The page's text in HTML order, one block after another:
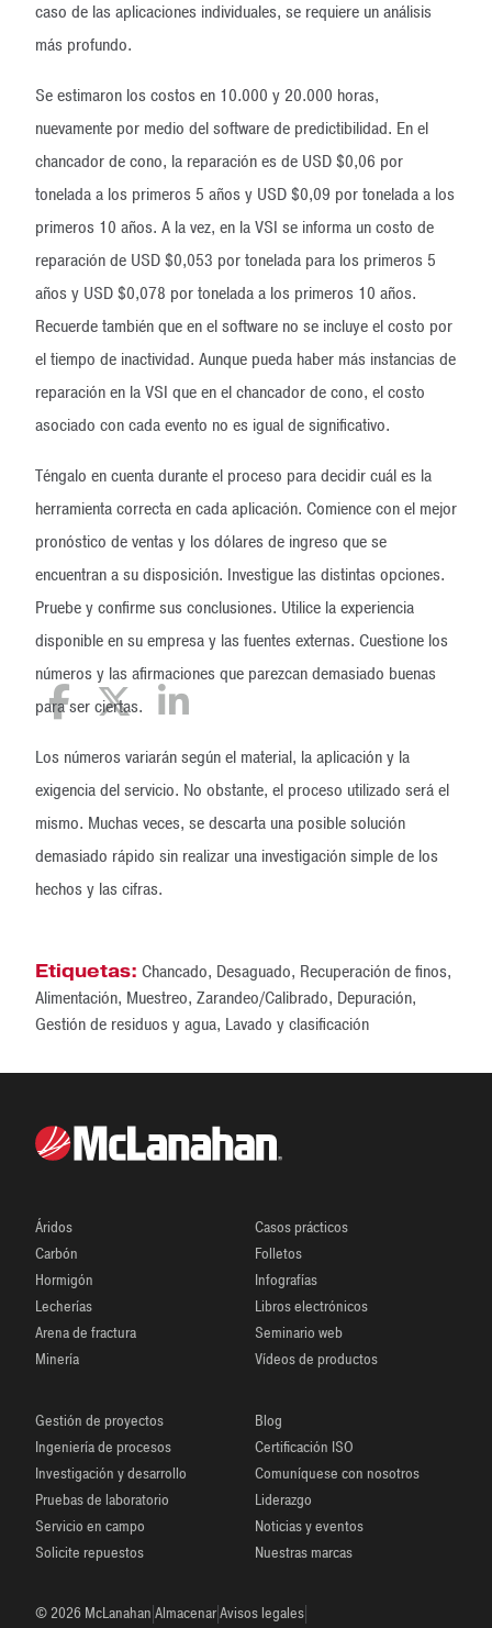
caso de las aplicaciones individuales, se requiere un análisis
más profundo.
Se estimaron los costos en 10.000 y 20.000 horas,
nuevamente por medio del software de predictibilidad. En el
chancador de cono, la reparación es de USD $0,06 por
tonelada a los primeros 5 años y USD $0,09 por tonelada a los
primeros 10 años. A la vez, en la VSI se informa un costo de
reparación de USD $0,053 por tonelada para los primeros 5
años y USD $0,078 por tonelada a los primeros 10 años.
Recuerde también que en el software no se incluye el costo por
el tiempo de inactividad. Aunque pueda haber más instancias de
reparación en la VSI que en el chancador de cono, el costo
asociado con cada evento no es igual de significativo.
Téngalo en cuenta durante el proceso para decidir cuál es la
herramienta correcta en cada aplicación. Comience con el mejor
pronóstico de ventas y los dólares de ingreso que se
encuentran a su disposición. Investigue las distintas opciones.
Pruebe y confirme sus conclusiones. Utilice la experiencia
disponible en su empresa y las fuentes externas. Cuestione los
números y las afirmaciones que parezcan demasiado buenas
para ser ciertas.
Los números variarán según el material, la aplicación y la
exigencia del servicio. No obstante, el proceso utilizado será el
mismo. Muchas veces, se descarta una posible solución
demasiado rápido sin realizar una investigación simple de los
hechos y las cifras.
Etiquetas: Chancado, Desaguado, Recuperación de finos,
Alimentación, Muestreo, Zarandeo/Calibrado, Depuración,
Gestión de residuos y agua, Lavado y clasificación
Áridos
Carbón
Hormigón
Lecherías
Arena de fractura
Minería
Casos prácticos
Folletos
Infografías
Libros electrónicos
Seminario web
Vídeos de productos
Gestión de proyectos
Ingeniería de procesos
Investigación y desarrollo
Pruebas de laboratorio
Servicio en campo
Solicite repuestos
Blog
Certificación ISO
Comuníquese con nosotros
Liderazgo
Noticias y eventos
Nuestras marcas
© 2026 McLanahan AlmacenarAvisos legales